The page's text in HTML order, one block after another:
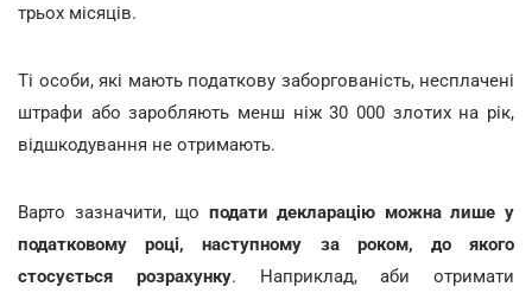
трьох місяців.
Ті особи, які мають податкову заборгованість, несплачені
штрафи або заробляють менш ніж 30 000 злотих на рік,
відшкодування не отримають.
Варто зазначити, що подати декларацію можна лише у
податковому році, наступному за роком, до якого
стосується розрахунку. Наприклад, аби отримати